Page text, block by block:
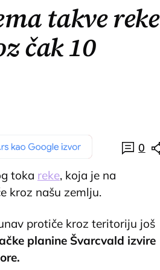
takve
čak 10
0
toka reke, koja je na
kroz našu zemlju.
protiče kroz teritoriju još
planine Švarcvald izvire